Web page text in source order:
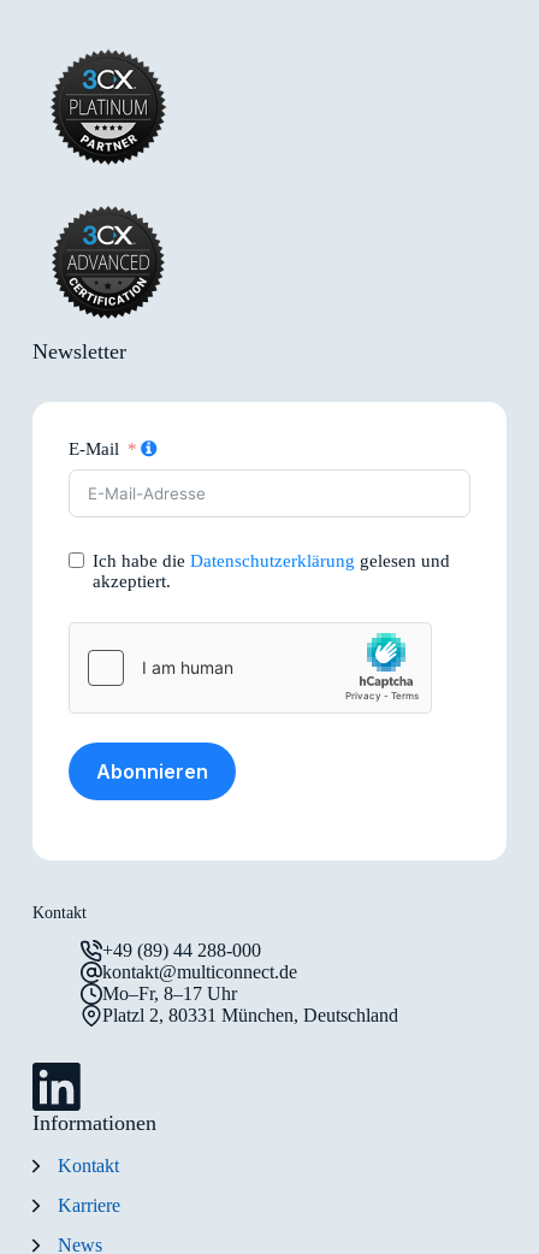
Kontakt
+49 (89) 44 288-000
kontakt@multiconnect.de
Mo–Fr, 8–17 Uhr
Platzl 2, 80331 München, Deutschland
Informationen
Kontakt
Karriere
News
Newsletter
E-Mail
Ich habe die Datenschutzerklärung gelesen und
akzeptiert.
Abonnieren